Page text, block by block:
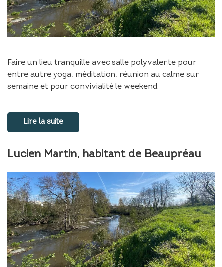
Faire un lieu tranquille avec salle polyvalente pour
entre autre yoga, méditation, réunion au calme sur
semaine et pour convivialité le weekend.
Lire la suite
Lucien Martin, habitant de Beaupréau